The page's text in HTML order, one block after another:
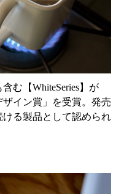
む【WhiteSeries】が
ザイン賞」を受賞。発売
ける製品として認められ